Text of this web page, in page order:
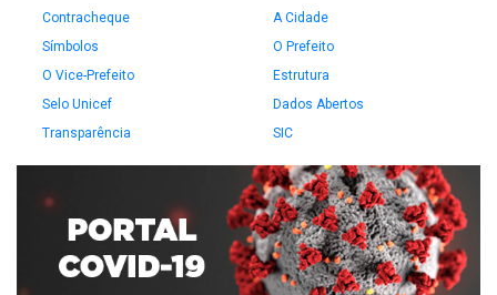
Contracheque
A Cidade
Símbolos
O Prefeito
O Vice-Prefeito
Estrutura
Selo Unicef
Dados Abertos
Transparência
SIC